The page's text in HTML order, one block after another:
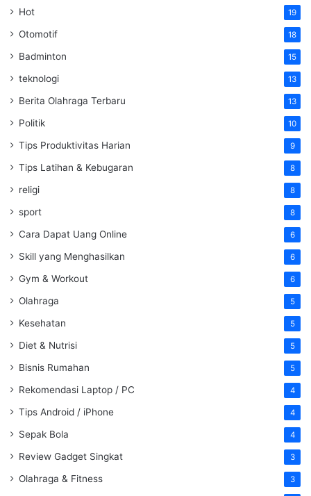
Hot 19
Otomotif 18
Badminton 15
teknologi 13
Berita Olahraga Terbaru 13
Politik 10
Tips Produktivitas Harian 9
Tips Latihan & Kebugaran 8
religi 8
sport 8
Cara Dapat Uang Online 6
Skill yang Menghasilkan 6
Gym & Workout 6
Olahraga 5
Kesehatan 5
Diet & Nutrisi 5
Bisnis Rumahan 5
Rekomendasi Laptop / PC 4
Tips Android / iPhone 4
Sepak Bola 4
Review Gadget Singkat 3
Olahraga & Fitness 3